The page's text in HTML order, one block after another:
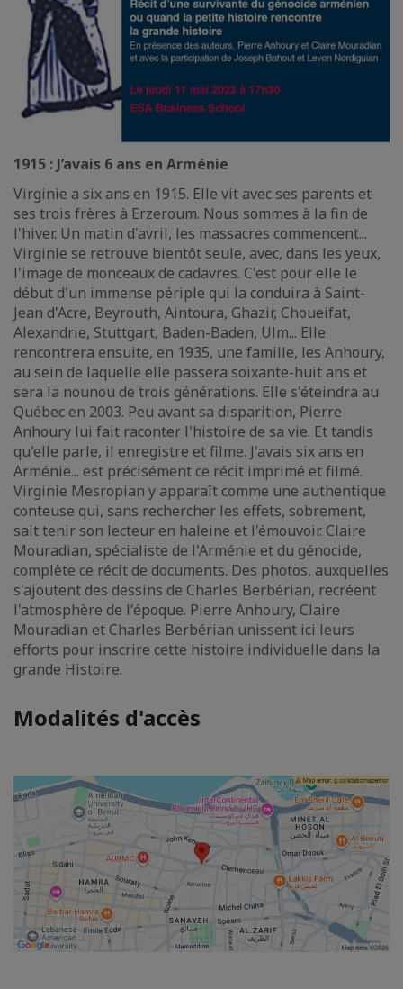
1915 : J’avais 6 ans en Arménie
Virginie a six ans en 1915. Elle vit avec ses parents et
ses trois frères à Erzeroum. Nous sommes à la fin de
l'hiver. Un matin d'avril, les massacres commencent...
Virginie se retrouve bientôt seule, avec, dans les yeux,
l'image de monceaux de cadavres. C'est pour elle le
début d'un immense périple qui la conduira à Saint-
Jean d'Acre, Beyrouth, Aintoura, Ghazir, Choueifat,
Alexandrie, Stuttgart, Baden-Baden, Ulm... Elle
rencontrera ensuite, en 1935, une famille, les Anhoury,
au sein de laquelle elle passera soixante-huit ans et
sera la nounou de trois générations. Elle s'éteindra au
Québec en 2003. Peu avant sa disparition, Pierre
Anhoury lui fait raconter l'histoire de sa vie. Et tandis
qu'elle parle, il enregistre et filme. J'avais six ans en
Arménie... est précisément ce récit imprimé et filmé.
Virginie Mesropian y apparaît comme une authentique
conteuse qui, sans rechercher les effets, sobrement,
sait tenir son lecteur en haleine et l'émouvoir. Claire
Mouradian, spécialiste de l'Arménie et du génocide,
complète ce récit de documents. Des photos, auxquelles
s'ajoutent des dessins de Charles Berbérian, recréent
l'atmosphère de l'époque. Pierre Anhoury, Claire
Mouradian et Charles Berbérian unissent ici leurs
efforts pour inscrire cette histoire individuelle dans la
grande Histoire.
Modalités d'accès